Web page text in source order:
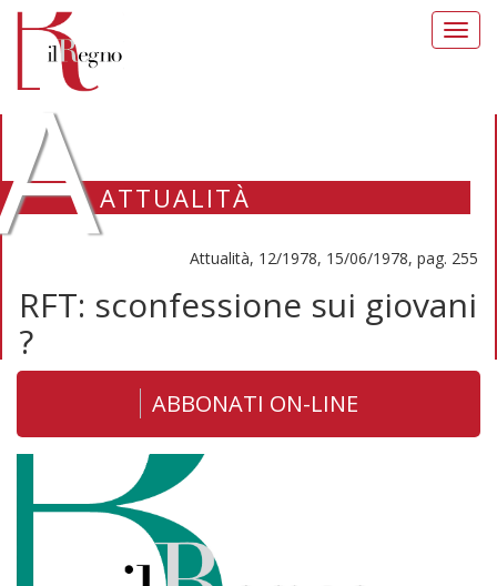
ATTUALITÀ
Attualità, 12/1978, 15/06/1978, pag. 255
RFT: sconfessione sui giovani
?
ABBONATI ON-LINE